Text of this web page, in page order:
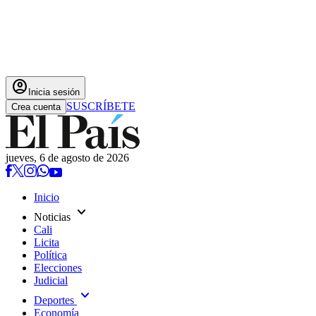
account_circle Inicia sesión
Crea cuenta SUSCRÍBETE
jueves, 6 de agosto de 2026
Inicio
Noticias expand_more
Cali
Licita
Política
Elecciones
Judicial
Deportes expand_more
Economía